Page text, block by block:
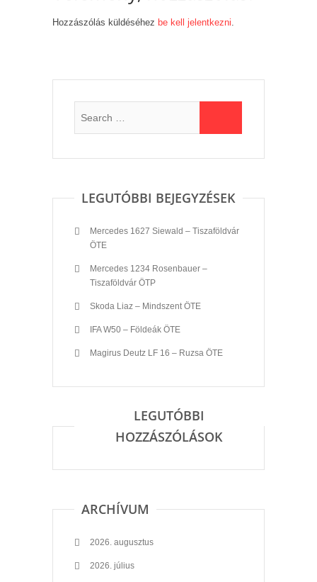
Hozzászólás küldéséhez be kell jelentkezni
LEGUTÓBBI BEJEGYZÉSEK
Mercedes 1627 Siewald – Tiszaföldvár
ÖTE
Mercedes 1234 Rosenbauer –
Tiszaföldvár ÖTP
Skoda Liaz – Mindszent ÖTE
IFA W50 – Földeák ÖTE
Magirus Deutz LF 16 – Ruzsa ÖTE
LEGUTÓBBI
HOZZÁSZÓLÁSOK
ARCHÍVUM
2026. augusztus
2026. július